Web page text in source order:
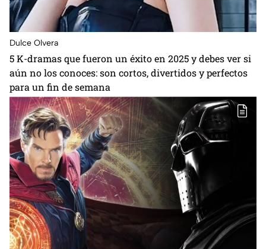
Dulce Olvera
5 K-dramas que fueron un éxito en 2025 y debes ver si
aún no los conoces: son cortos, divertidos y perfectos
para un fin de semana